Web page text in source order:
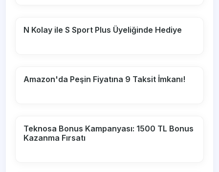
N Kolay ile S Sport Plus Üyeliğinde Hediye
Amazon'da Peşin Fiyatına 9 Taksit İmkanı!
Teknosa Bonus Kampanyası: 1500 TL Bonus
Kazanma Fırsatı